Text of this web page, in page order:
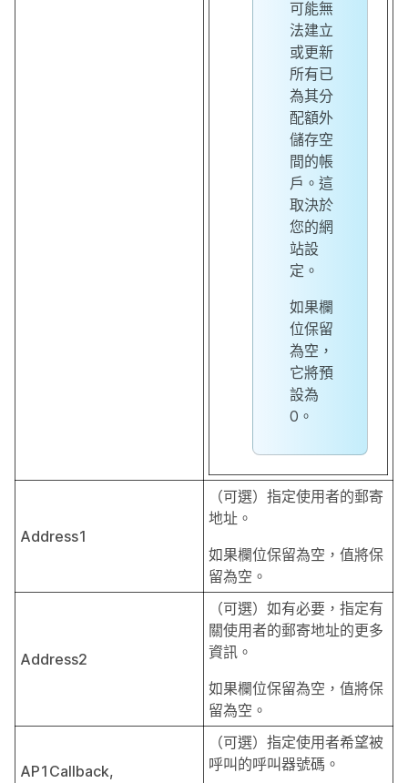
可能無
法建立
或更新
所有已
為其分
配額外
儲存空
間的帳
戶。這
取決於
您的網
站設
定。
如果欄
位保留
為空，
它將預
設為
0。
Address1
（可選）指定使用者的郵寄
地址。
如果欄位保留為空，值將保
留為空。
Address2
（可選）如有必要，指定有
關使用者的郵寄地址的更多
資訊。
如果欄位保留為空，值將保
留為空。
AP1Callback,
（可選）指定使用者希望被
呼叫的呼叫器號碼。